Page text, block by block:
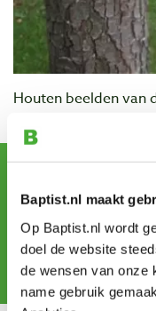
Baptist.nl maakt
Op Baptist.nl wordt
doel de website
de wensen van onze
name gebruik
Houten beelden van
Work from:
Sign up for our